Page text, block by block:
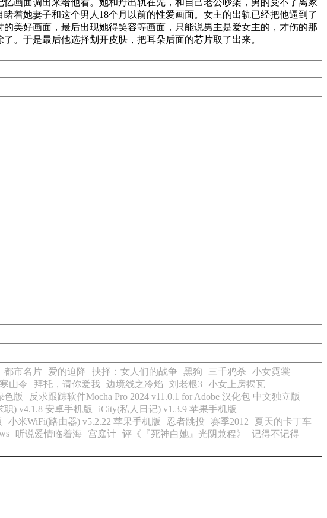
画面调出来给他看。她和丹出轨在先，和自己老公吵架，男的受不了离家
着她妻子和这个男人18个月以前的性爱画面。女主的出轨已经把他逼到了
美好画面，最后出现她得笑容等画面，只能说男主是爱女主的，才伤的那
。于是最后他选择划开皮肤，把耳朵后面的芯片取了出来。
都市名片 爱的迫降 抉择：女人们的战争 黑狗 三千鸦杀
小女霓裳
寒山令 拜托，请你爱我 边境线之冷焰 刘老根3 小女上房揭瓦
色版
反求跟踪软件Mocha Pro 2024 v11.0.1 for Adobe 汉化包 中文独立版
职) v4.1.8 安卓手机版
iCity(私人日记) v1.3.9 苹果手机版
小米WiFi(路由器) v5.2.22 苹果手机版 忍者跳投 赛季2012
夏天的卡丁车
听说爱情临着海 宫庭计 评《『死神白她』光阴兼程》
记得不记得